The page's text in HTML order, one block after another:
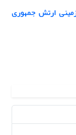
ارتش جمهوری